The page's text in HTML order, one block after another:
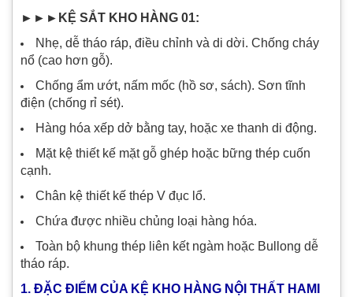
►►►KỆ SẮT KHO HÀNG 01:
Nhẹ, dễ tháo ráp, điều chỉnh và di dời. Chống cháy
nổ (cao hơn gỗ).
Chống ẩm ướt, nấm mốc (hồ sơ, sách). Sơn tĩnh
điện (chống rỉ sét).
Hàng hóa xếp dở bằng tay, hoặc xe thanh di động.
Mặt kệ thiết kế mặt gỗ ghép hoặc bững thép cuốn
cạnh.
Chân kệ thiết kế thép V đục lổ.
Chứa được nhiều chủng loại hàng hóa.
Toàn bộ khung thép liên kết ngàm hoặc Bullong dễ
tháo ráp.
1. ĐẶC ĐIỂM CỦA KỆ KHO HÀNG NỘI THẤT HAMI